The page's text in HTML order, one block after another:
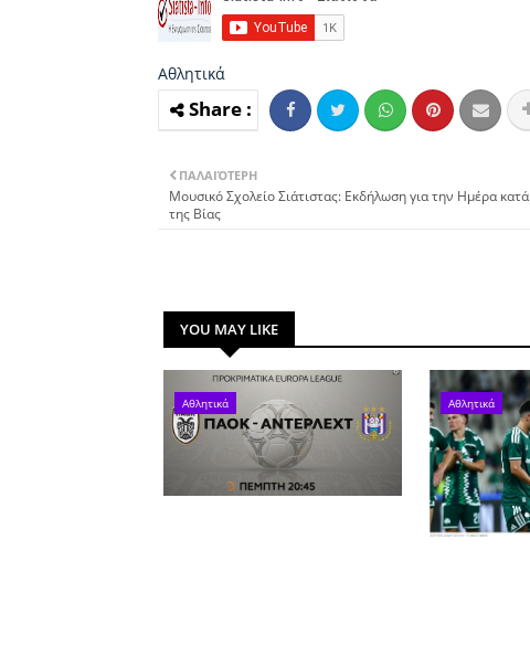
Αθλητικά
ΠΑΛΑΙΌΤΕΡΗ
Μουσικό Σχολείο Σιάτιστας: Εκδήλωση για την Ημέρα κατά
της Βίας
YOU MAY LIKE
Αθλητικά Αθλητικά